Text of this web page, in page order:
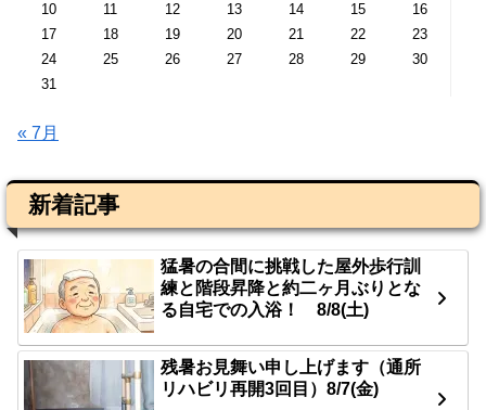
10
11 12 13 14 15
16
17
18 19 20 21 22
23
24
25 26 27 28 29
30
31
« 7月
新着記事
猛暑の合間に挑戦した屋外歩行訓
練と階段昇降と約二ヶ月ぶりとな
る自宅での入浴！ 8/8(土)
残暑お見舞い申し上げます（通所
リハビリ再開3回目）8/7(金)